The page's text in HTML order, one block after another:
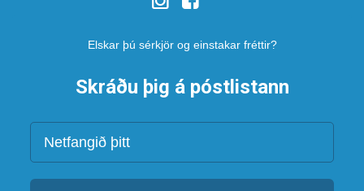
Elskar þú sérkjör og einstakar fréttir?
Skráðu þig á póstlistann
Netfang